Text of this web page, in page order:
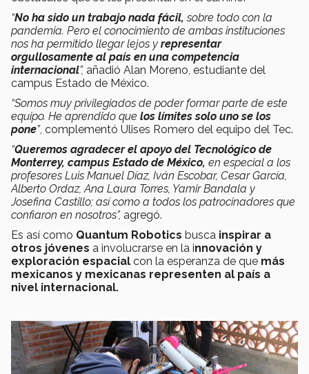
“No ha sido un trabajo nada fácil,sobre todo con la
pandemia. Pero el conocimiento de ambas instituciones
nos ha permitido llegar lejos y representar
orgullosamente al país en una competencia
internacional”, añadió Alan Moreno, estudiante del
campus Estado de México.
“Somos muy privilegiados de poder formar parte de este
equipo. He aprendido que los límites solo uno se los
pone”, complementó Ulises Romero del equipo del Tec.
“Queremos agradecer el apoyo del Tecnológico de
Monterrey, campus Estado de México, en especial a los
profesores Luis Manuel Díaz, Iván Escobar, Cesar García,
Alberto Ordaz, Ana Laura Torres, Yamir Bandala y
Josefina Castillo; así como a todos los patrocinadores que
confiaron en nosotros”, agregó.
Es así como Quantum Robotics busca inspirar a
otros jóvenes a involucrarse en la innovación y
exploración espacial con la esperanza de que más
mexicanos y mexicanas representen al país a
nivel internacional.